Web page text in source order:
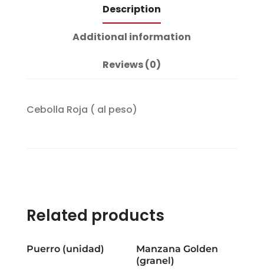
Description
Additional information
Reviews (0)
Cebolla Roja ( al peso)
Related products
Puerro (unidad)
Manzana Golden
(granel)